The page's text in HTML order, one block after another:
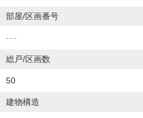
部屋/区画番号
---
総戸/区画数
50
建物構造